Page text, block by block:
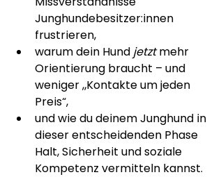
Junghundebesitzer:innen
frustrieren,
warum dein Hund jetzt mehr
Orientierung braucht – und
weniger „Kontakte um jeden
Preis“,
und wie du deinem Junghund in
dieser entscheidenden Phase
Halt, Sicherheit und soziale
Kompetenz vermitteln kannst.